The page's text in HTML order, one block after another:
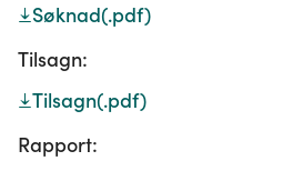
Søknad(.pdf)
Tilsagn:
Tilsagn(.pdf)
Rapport: